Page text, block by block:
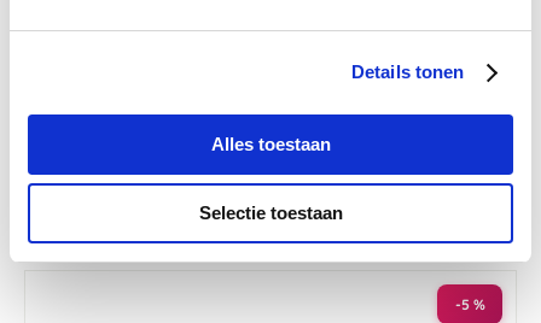
Details tonen
Alles toestaan
Selectie toestaan
Excellent Pets Dog Flex
€ 55,95 € 53,15
-5 %